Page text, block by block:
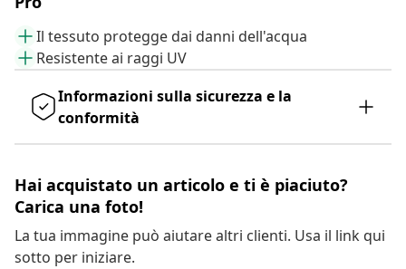
Il tessuto protegge dai danni dell'acqua
Resistente ai raggi UV
Informazioni sulla sicurezza e la
conformità
Hai acquistato un articolo e ti è piaciuto?
Carica una foto!
La tua immagine può aiutare altri clienti. Usa il link qui
sotto per iniziare.